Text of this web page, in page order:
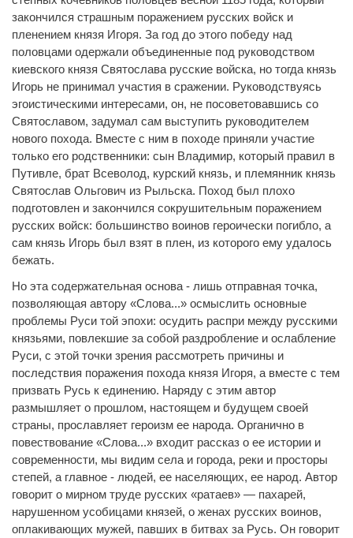
закончился страшным поражением русских войск и
пленением князя Игоря. За год до этого победу над
половцами одержали объединенные под руководством
киевского князя Святослава русские войска, но тогда князь
Игорь не принимал участия в сражении. Руководствуясь
эгоистическими интересами, он, не посоветовавшись со
Святославом, задумал сам выступить руководителем
нового похода. Вместе с ним в походе приняли участие
только его родственники: сын Владимир, который правил в
Путивле, брат Всеволод, курский князь, и племянник князь
Святослав Ольгович из Рыльска. Поход был плохо
подготовлен и закончился сокрушительным поражением
русских войск: большинство воинов героически погибло, а
сам князь Игорь был взят в плен, из которого ему удалось
бежать.
Но эта содержательная основа - лишь отправная точка,
позволяющая автору «Слова...» осмыслить основные
проблемы Руси той эпохи: осудить распри между русскими
князьями, повлекшие за собой раздробление и ослабление
Руси, с этой точки зрения рассмотреть причины и
последствия поражения похода князя Игоря, а вместе с тем
призвать Русь к единению. Наряду с этим автор
размышляет о прошлом, настоящем и будущем своей
страны, прославляет героизм ее народа. Органично в
повествование «Слова...» входит рассказ о ее истории и
современности, мы видим села и города, реки и просторы
степей, а главное - людей, ее населяющих, ее народ. Автор
говорит о мирном труде русских «ратаев» — пахарей,
нарушенном усобицами князей, о женах русских воинов,
оплакивающих мужей, павших в битвах за Русь. Он говорит